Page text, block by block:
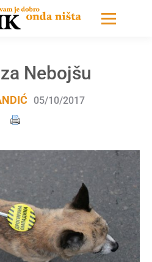
Nebojšu
05/10/2017